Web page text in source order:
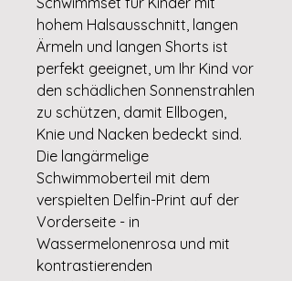
hohem Halsausschnitt, langen
Ärmeln und langen Shorts ist
perfekt geeignet, um Ihr Kind vor
den schädlichen Sonnenstrahlen
zu schützen, damit Ellbogen,
Knie und Nacken bedeckt sind.
Die langärmelige
Schwimmoberteil mit dem
verspielten Delfin-Print auf der
Vorderseite - in
Wassermelonenrosa und mit
kontrastierenden